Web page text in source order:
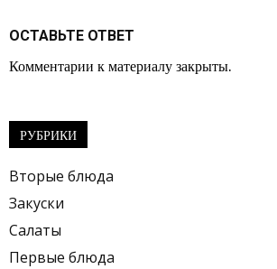
ОСТАВЬТЕ ОТВЕТ
Комментарии к материалу закрыты.
РУБРИКИ
Вторые блюда
Закуски
Салаты
Первые блюда